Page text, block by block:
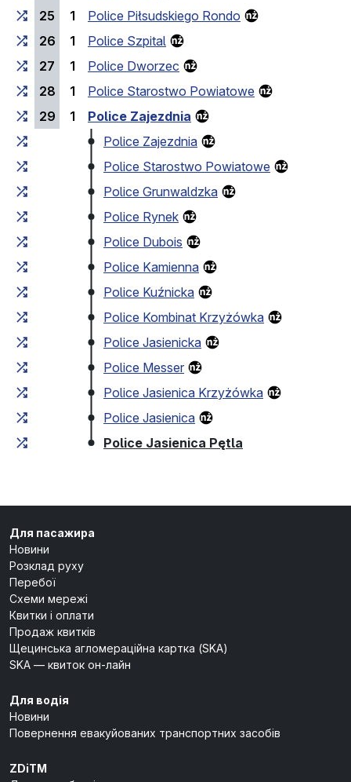
25
1
Police Piłsudskiego Rondo
26
1
Police Szpital
27
1
Police Dworzec
28
1
Police Starostwo Powiatowe
29
1
Police Zajezdnia
Police Zajezdnia
Police Starostwo Powiatowe
Police Grunwaldzka
Police Rynek
Police Dubois
Police Kamienna
Police Kuźnicka
Police Kombinat Krzyżówka
Police Jasienicka
Police Messer
Police Jasienica Krzyżówka
Police Jasienica
Police Jasienica Pętla
Для пасажира
Новини
Розклад руху
Перебої
Схеми мережі
Квитки і оплати
Продаж квитків
Щецинська агломераційна картка (SKA)
SKA — квиток он-лайн
Для водія
Новини
Повернення евакуйованих транспортних засобів
ZDiTM